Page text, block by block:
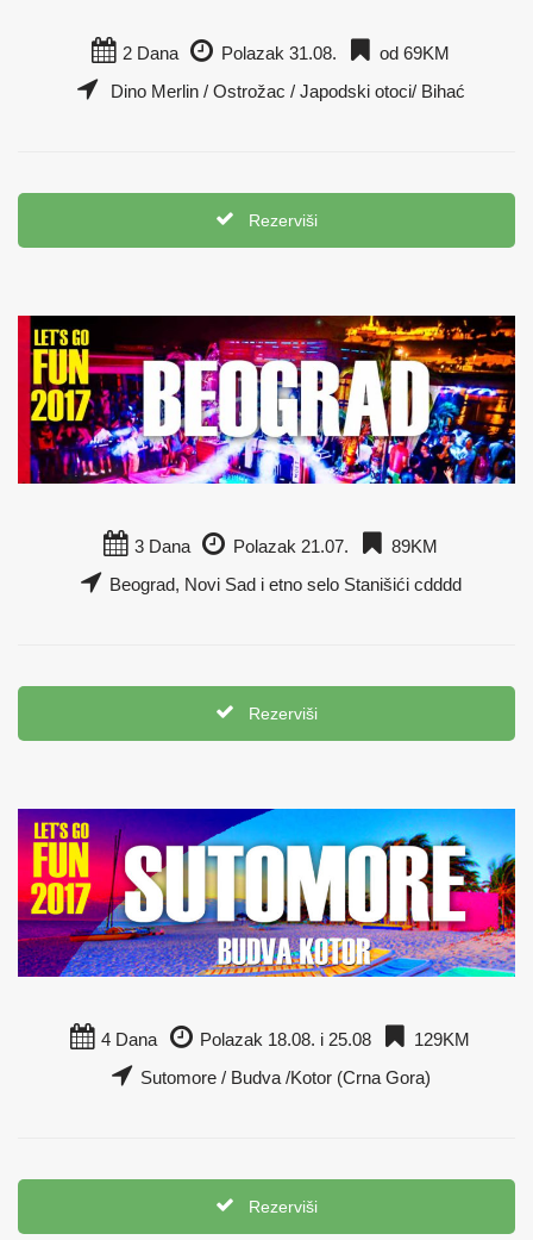
2 Dana Polazak 31.08.
od 69KM
Dino Merlin / Ostrožac / Japodski otoci/ Bihać
Rezerviši
3 Dana Polazak 21.07.
89KM
Beograd, Novi Sad i etno selo Stanišići cdddd
Rezerviši
4 Dana Polazak 18.08. i 25.08
129KM
Sutomore / Budva /Kotor (Crna Gora)
Rezerviši